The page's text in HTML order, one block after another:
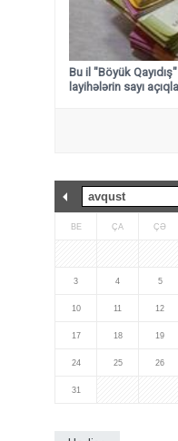
Bu il "Böyük
layihələrin sayı
BE ÇA ÇƏ
3 4 5
10 11 12
17 18 19
24 25 26
31